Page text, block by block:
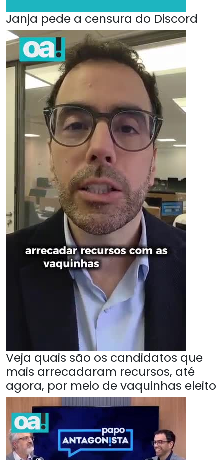
Janja pede a censura do Discord
Veja quais são os candidatos que
mais arrecadaram recursos, até
agora, por meio de vaquinhas eleito